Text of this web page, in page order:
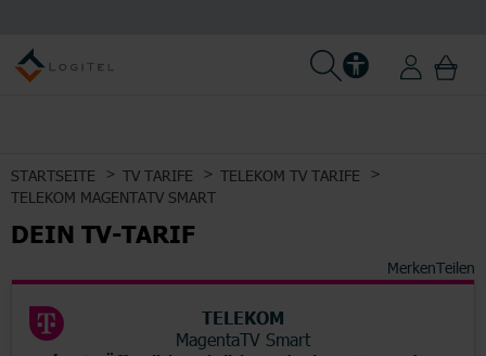
STARTSEITE TV TARIFE
TELEKOM TV TARIFE
TELEKOM MAGENTATV SMART
DEIN TV-TARIF
MerkenTeilen
TELEKOM
MagentaTV Smart